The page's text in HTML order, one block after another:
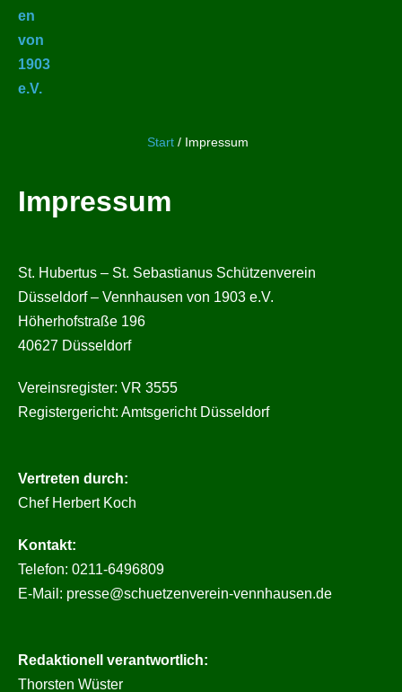
Start/ Impressum
Impressum
St. Hubertus – St. Sebastianus Schützenverein
Düsseldorf – Vennhausen von 1903 e.V.
Höherhofstraße 196
40627 Düsseldorf
Vereinsregister: VR 3555
Registergericht: Amtsgericht Düsseldorf
Vertreten durch:
Chef Herbert Koch
Kontakt:
Telefon: 0211-6496809
E-Mail: presse@schuetzenverein-vennhausen.de
Redaktionell verantwortlich:
Thorsten Wüster